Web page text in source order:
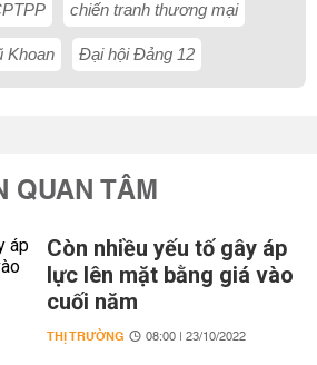
chiến tranh thương mại
Khoan Đại hội Đảng 12
QUAN TÂM
Còn nhiều yếu tố gây áp
lực lên mặt bằng giá vào
cuối năm
THỊ TRƯỜNG 08:00 | 23/10/2022